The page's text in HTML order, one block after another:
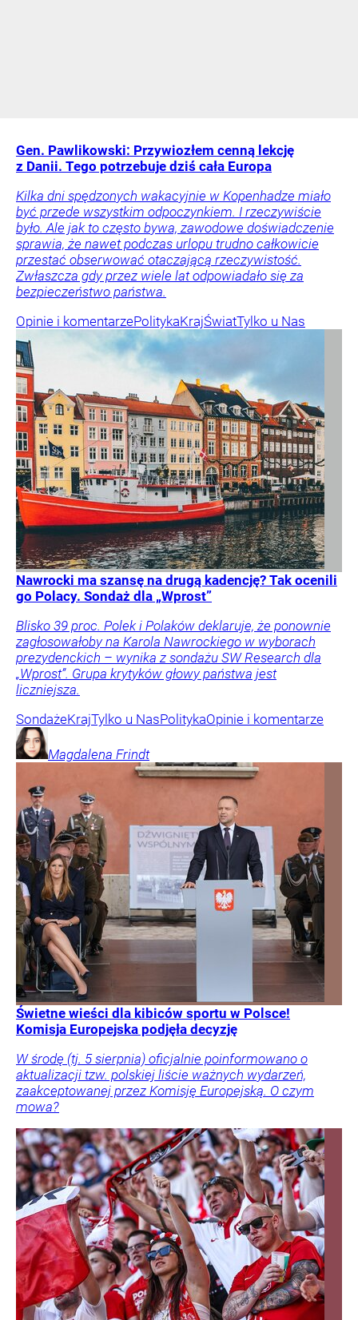
Gen. Pawlikowski: Przywiozłem cenną lekcję
z Danii. Tego potrzebuje dziś cała Europa
Kilka dni spędzonych wakacyjnie w Kopenhadze miało
być przede wszystkim odpoczynkiem. I rzeczywiście
było. Ale jak to często bywa, zawodowe doświadczenie
sprawia, że nawet podczas urlopu trudno całkowicie
przestać obserwować otaczającą rzeczywistość.
Zwłaszcza gdy przez wiele lat odpowiadało się za
bezpieczeństwo państwa.
Opinie i komentarzePolitykaKrajŚwiatTylko u Nas
Nawrocki ma szansę na drugą kadencję? Tak ocenili
go Polacy. Sondaż dla „Wprost”
Blisko 39 proc. Polek i Polaków deklaruje, że ponownie
zagłosowałoby na Karola Nawrockiego w wyborach
prezydenckich – wynika z sondażu SW Research dla
„Wprost”. Grupa krytyków głowy państwa jest
liczniejsza.
SondażeKrajTylko u NasPolitykaOpinie i komentarze
Magdalena Frindt
Świetne wieści dla kibiców sportu w Polsce!
Komisja Europejska podjęła decyzję
W środę (tj. 5 sierpnia) oficjalnie poinformowano o
aktualizacji tzw. polskiej liście ważnych wydarzeń,
zaakceptowanej przez Komisję Europejską. O czym
mowa?